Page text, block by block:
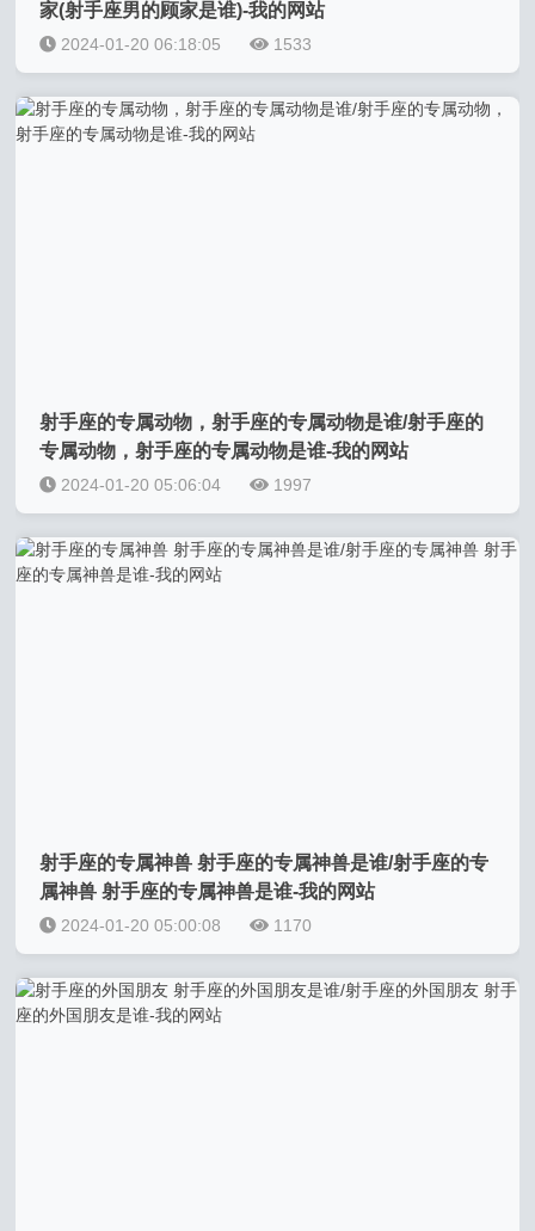
家(射手座男的顾家是谁)-我的网站
2024-01-20 06:18:05 1533
射手座的专属动物，射手座的专属动物是谁/射手座的
专属动物，射手座的专属动物是谁-我的网站
2024-01-20 05:06:04 1997
射手座的专属神兽 射手座的专属神兽是谁/射手座的专
属神兽 射手座的专属神兽是谁-我的网站
2024-01-20 05:00:08 1170